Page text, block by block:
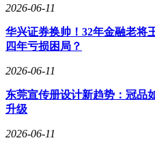
辟出一条更为稳健的发展道路。
2026-06-11
华兴证券换帅！32年金融老将
四年亏损困局？
2026-06-11
东莞宣传册设计新趋势：冠品
升级
2026-06-11